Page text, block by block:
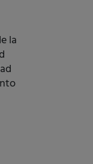
la